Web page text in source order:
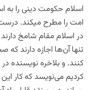
اسلام حکومت دینی را به
امت را مطرح میکند. درست
در اسلام مقام شامخ
تنها آن‌ها اجازه دارند که
کنند. و بلاخره نویسنده
کردیم می‌نویسد که کار